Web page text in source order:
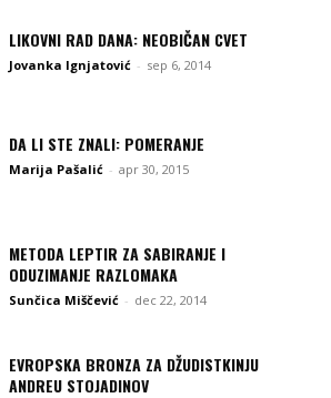
LIKOVNI RAD DANA: NEOBIČAN CVET
Jovanka Ignjatović - sep 6, 2014
DA LI STE ZNALI: POMERANJE
Marija Pašalić - apr 30, 2015
METODA LEPTIR ZA SABIRANJE I
ODUZIMANJE RAZLOMAKA
Sunčica Miščević - dec 22, 2014
EVROPSKA BRONZA ZA DŽUDISTKINJU
ANDREU STOJADINOV